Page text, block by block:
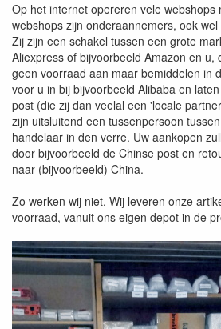
Op het internet opereren vele webshops
webshops zijn onderaannemers, ook
Zij zijn een schakel tussen een grote
Aliexpress of bijvoorbeeld Amazon en u,
geen voorraad aan maar bemiddelen in
voor u in bij bijvoorbeeld Alibaba en
post (die zij dan veelal een 'locale
zijn uitsluitend een tussenpersoon
handelaar in den verre. Uw aankopen
door bijvoorbeeld de Chinse post en
naar (bijvoorbeeld) China.
Zo werken wij niet. Wij leveren onze
voorraad, vanuit ons eigen depot in de